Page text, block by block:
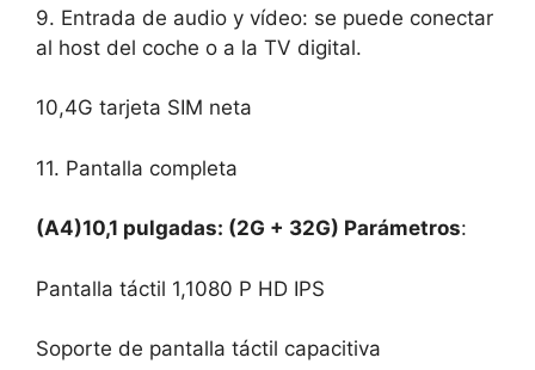
9. Entrada de audio y vídeo: se puede conectar
al host del coche o a la TV digital.
10,4G tarjeta SIM neta
11. Pantalla completa
(A4)10,1 pulgadas: (2G + 32G) Parámetros:
Pantalla táctil 1,1080 P HD IPS
Soporte de pantalla táctil capacitiva